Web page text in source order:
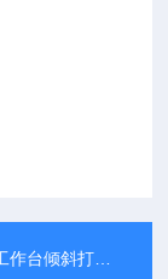
打孔基座工具